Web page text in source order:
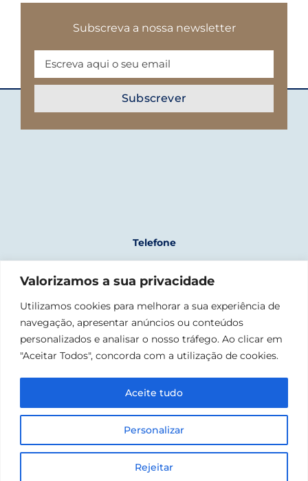
Valorizamos a sua privacidade
Utilizamos cookies para melhorar a sua experiência de
navegação, apresentar anúncios ou conteúdos
personalizados e analisar o nosso tráfego. Ao clicar em
"Aceitar Todos", concorda com a utilização de cookies.
Personalizar
Rejeitar
Aceite tudo
Subscreva a nossa newsletter
Telefone
(chamada para rede móvel nacional)
Morada
Fábrica Nacional da Cordoaria
Rua da Junqueira, 1300-342 Lisboa
Email
©2023 CONFRARIA MARÍTIMA – LIGA NAVAL PORTUGUESA. TODOS
OS DIREITOS RESERVADOS
PRIVACY POLICY | BRANDING BYSHIFT
CATIAGUEDES.COM